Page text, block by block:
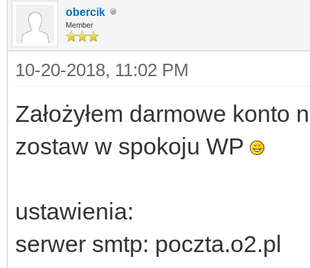
obercik
Member
10-20-2018, 11:02 PM
Założyłem darmowe konto
zostaw w spokoju WP
ustawienia:
serwer smtp: poczta.o2.pl